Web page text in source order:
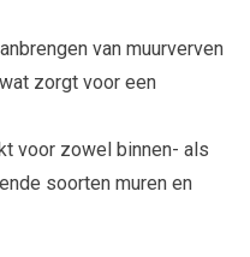
van muurverven
zorgt voor een
voor zowel binnen- als
soorten muren en